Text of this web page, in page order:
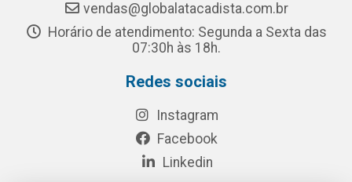
vendas@globalatacadista.com.br
Horário de atendimento: Segunda a Sexta das
07:30h às 18h.
Redes sociais
Instagram
Facebook
Linkedin